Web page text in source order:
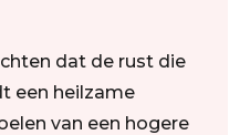
dat de rust die
een heilzame
van een hogere